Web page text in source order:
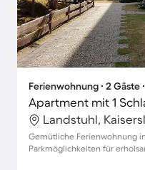
Ferienwohnung ∙ 2 Gäste
Apartment mit 1
Landstuhl,
Gemütliche Ferienwohnung
Parkmöglichkeiten für